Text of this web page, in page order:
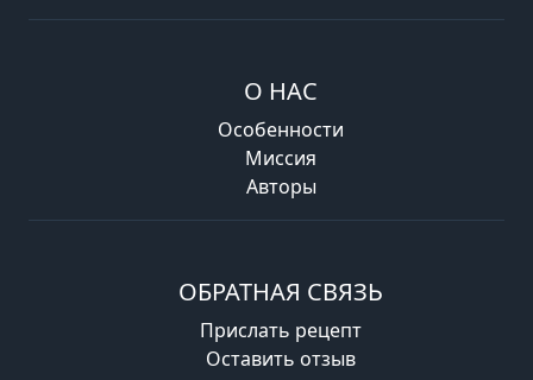
О НАС
Особенности
Миссия
Авторы
ОБРАТНАЯ СВЯЗЬ
Прислать рецепт
Оставить отзыв